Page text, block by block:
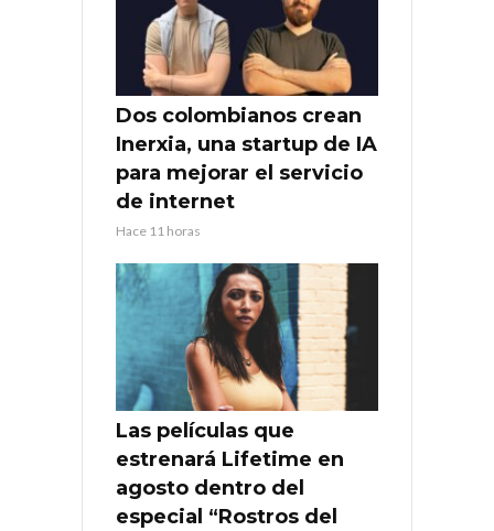
Dos colombianos crean
Inerxia, una startup de IA
para mejorar el servicio
de internet
Hace 11 horas
Las películas que
estrenará Lifetime en
agosto dentro del
especial “Rostros del